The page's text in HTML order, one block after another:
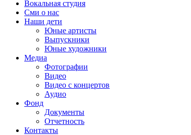
Вокальная студия
Сми о нас
Наши дети
Юные артисты
Выпускники
Юные художники
Медиа
Фотографии
Видео
Видео с концертов
Аудио
Фонд
Документы
Отчетность
Контакты